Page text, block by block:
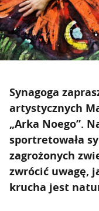
Synagoga
artystycznych
„Arka Noego”.
sportretowała
zagrożonych
zwrócić uwagę,
krucha jest